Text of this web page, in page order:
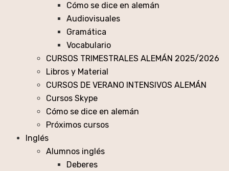
Cómo se dice en alemán
Audiovisuales
Gramática
Vocabulario
CURSOS TRIMESTRALES ALEMÁN 2025/2026
Libros y Material
CURSOS DE VERANO INTENSIVOS ALEMÁN
Cursos Skype
Cómo se dice en alemán
Próximos cursos
Inglés
Alumnos inglés
Deberes